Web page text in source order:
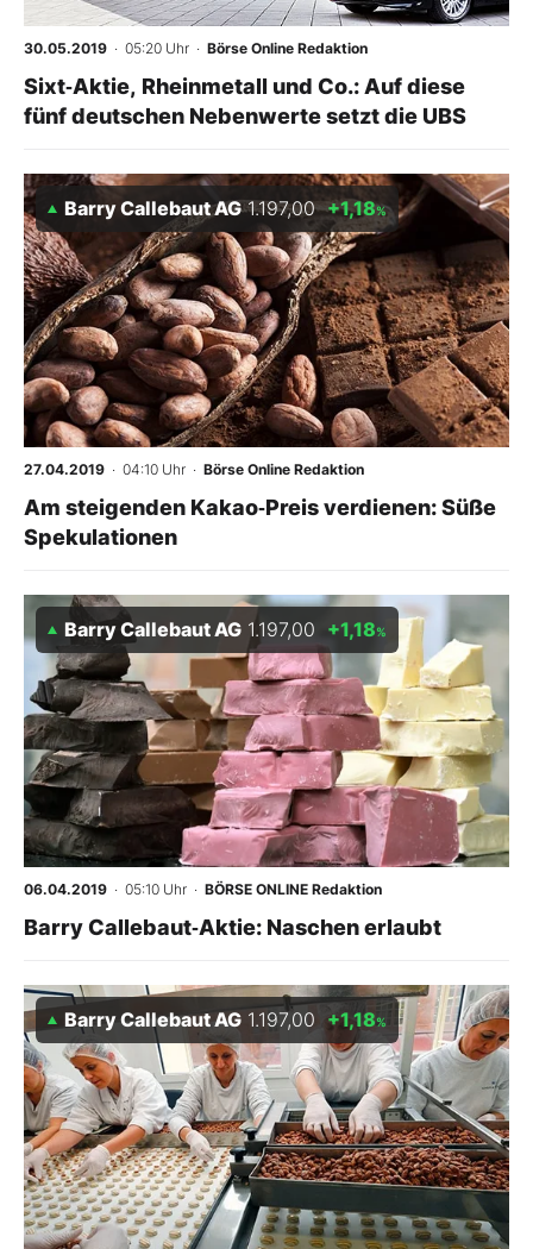
30.05.2019 · 05:20 Uhr · Börse Online Redaktion
Sixt‑Aktie, Rheinmetall und Co.: Auf diese
fünf deutschen Nebenwerte setzt die UBS
Barry Callebaut AG 1.197,00 +1,18%
27.04.2019 · 04:10 Uhr · Börse Online Redaktion
Am steigenden Kakao‑Preis verdienen: Süße
Spekulationen
Barry Callebaut AG 1.197,00 +1,18%
06.04.2019 · 05:10 Uhr · BÖRSE ONLINE Redaktion
Barry Callebaut‑Aktie: Naschen erlaubt
Barry Callebaut AG 1.197,00 +1,18%